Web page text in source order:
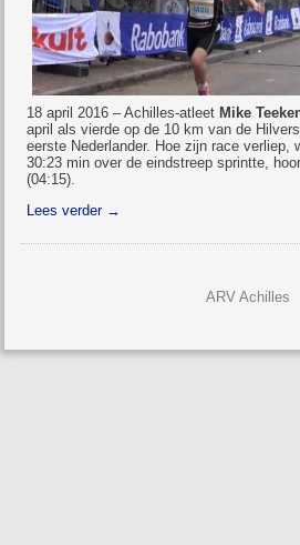
18 april 2016 – Achilles-atleet Mike
april als vierde op de 10 km van de
eerste Nederlander. Hoe zijn race verliep,
30:23 min over de eindstreep sprintte,
(04:15).
Lees verder →
ARV Achilles